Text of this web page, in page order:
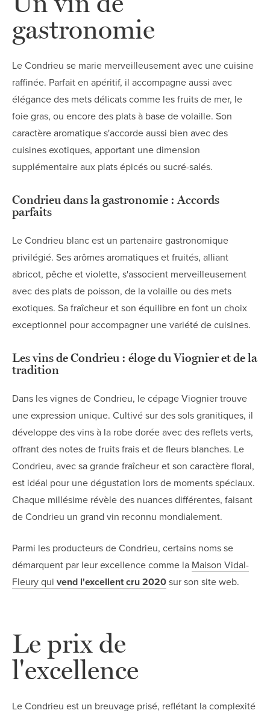
gastronomie
Le Condrieu se marie merveilleusement avec une cuisine
raffinée. Parfait en apéritif, il accompagne aussi avec
élégance des mets délicats comme les fruits de mer, le
foie gras, ou encore des plats à base de volaille. Son
caractère aromatique s'accorde aussi bien avec des
cuisines exotiques, apportant une dimension
supplémentaire aux plats épicés ou sucré-salés.
Condrieu dans la gastronomie : Accords
parfaits
Le Condrieu blanc est un partenaire gastronomique
privilégié. Ses arômes aromatiques et fruités, alliant
abricot, pêche et violette, s'associent merveilleusement
avec des plats de poisson, de la volaille ou des mets
exotiques. Sa fraîcheur et son équilibre en font un choix
exceptionnel pour accompagner une variété de cuisines.
Les vins de Condrieu : éloge du Viognier et de la
tradition
Dans les vignes de Condrieu, le cépage Viognier trouve
une expression unique. Cultivé sur des sols granitiques, il
développe des vins à la robe dorée avec des reflets verts,
offrant des notes de fruits frais et de fleurs blanches. Le
Condrieu, avec sa grande fraîcheur et son caractère floral,
est idéal pour une dégustation lors de moments spéciaux.
Chaque millésime révèle des nuances différentes, faisant
de Condrieu un grand vin reconnu mondialement.
Parmi les producteurs de Condrieu, certains noms se
démarquent par leur excellence comme la Maison Vidal-
Fleury qui vend l'excellent cru 2020 sur son site web.
Le prix de
l'excellence
Le Condrieu est un breuvage prisé, reflétant la complexité